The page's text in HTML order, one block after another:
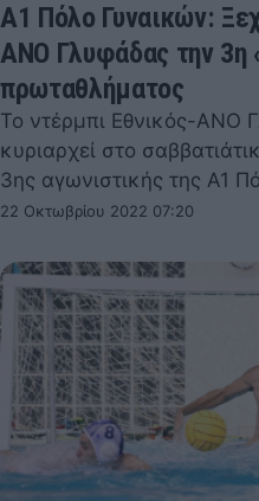
Α1 Πόλο Γυναικών:
ΑΝΟ Γλυφάδας την 3η
πρωταθλήματος
Το ντέρμπι Εθνικός-ΑΝΟ
κυριαρχεί στο
3ης αγωνιστικής της Α1
22 Οκτωβρίου 2022 07:20